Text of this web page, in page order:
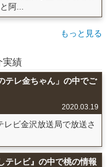
阿...
もっと見る
実績
テレ金ちゃん」の中でご
2020.03.19
ビ金沢放送局で放送さ
テレビ』の中で桃の情報